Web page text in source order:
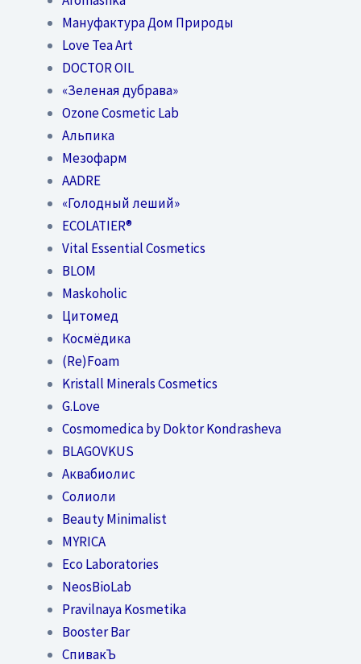
Мануфактура Дом Природы
Love Tea Art
DOCTOR OIL
«Зеленая дубрава»
Ozone Cosmetic Lab
Альпика
Мезофарм
AADRE
«Голодный леший»
EСОLATIER®
Vital Essential Cosmetics
BLOM
Maskoholic
Цитомед
Космёдика
(Re)Foam
Kristall Minerals Cosmetics
G.Love
Cosmomedica by Doktor Kondrasheva
BLAGOVKUS
Аквабиолис
Солиоли
Beauty Minimalist
MYRICA
Eco Laboratories
NeosBioLab
Pravilnaya Kosmetika
Booster Bar
СпивакЪ